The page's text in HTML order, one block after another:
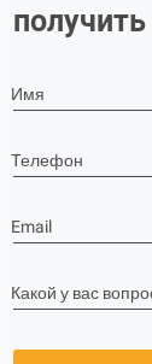
Имя
Телефон
Email
Какой у вас